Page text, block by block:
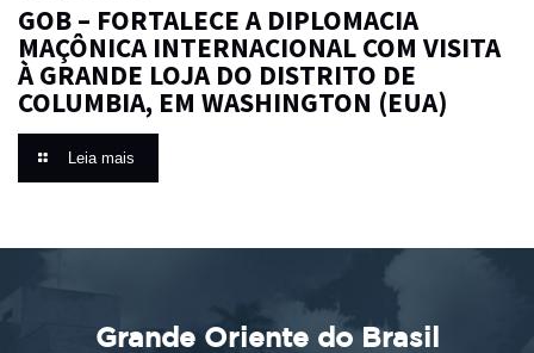
GOB – FORTALECE A DIPLOMACIA
MAÇÔNICA INTERNACIONAL COM VISITA
À GRANDE LOJA DO DISTRITO DE
COLUMBIA, EM WASHINGTON (EUA)
Leia mais
Grande Oriente do Brasil